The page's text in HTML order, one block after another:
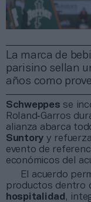
La marca de
parisino sellan
años como
Schweppes se
Roland‑Garros
alianza abarca
Suntory y
evento de
económicos del
El acuerdo
productos dentro
hospitalidad ,